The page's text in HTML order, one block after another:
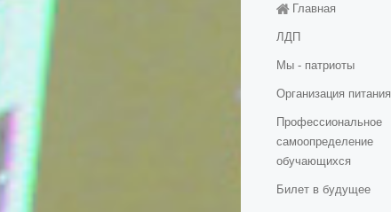
Главная
ЛДП
Мы - патриоты
Организация питания
Профессиональное
самоопределение
обучающихся
Билет в будущее